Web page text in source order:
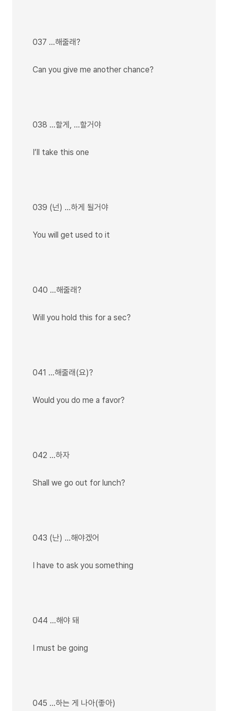
037 …해줄래?
Can you give me another chance?
038 …할게, …할거야
I’ll take this one
039 (넌) …하게 될거야
You will get used to it
040 …해줄래?
Will you hold this for a sec?
041 …해줄래(요)?
Would you do me a favor?
042 …하자
Shall we go out for lunch?
043 (난) …해야겠어
I have to ask you something
044 …해야 돼
I must be going
045 …하는 게 나아(좋아)